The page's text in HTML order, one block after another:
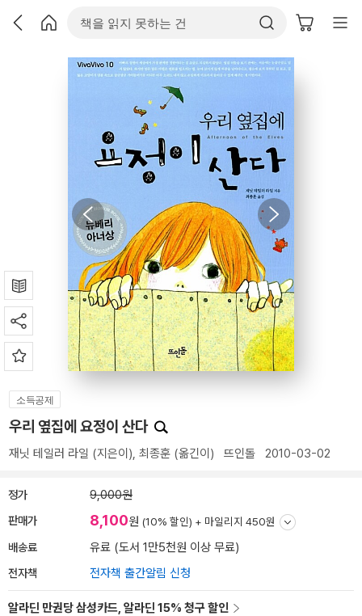
소득공제
우리 옆집에 요정이 산다
재닛 테일러 라일 (지은이), 최종훈 (옮긴이) 뜨인돌 2010-03-02
정가 9,000원
판매가 8,100원 (10% 할인) + 마일리지 450원
배송료 유료 (도서 1만5천원 이상 무료)
전자책 전자책 출간알림 신청
알라딘 만권당 삼성카드, 알라딘 15% 청구 할인